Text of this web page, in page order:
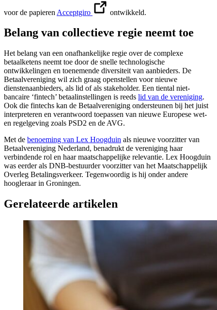
voor de papieren Acceptgiro ontwikkeld.
Belang van collectieve regie neemt toe
Het belang van een onafhankelijke regie over de complexe
betaalketens neemt toe door de snelle technologische
ontwikkelingen en toenemende diversiteit van aanbieders. De
Betaalvereniging wil zich graag openstellen voor nieuwe
dienstenaanbieders, als lid of als stakeholder. Een tiental niet-
bancaire ‘fintech’ betaalinstellingen is reeds lid van de vereniging.
Ook die fintechs kan de Betaalvereniging ondersteunen bij het juist
interpreteren en verantwoord toepassen van nieuwe Europese wet-
en regelgeving zoals PSD2 en de AVG.
Met de benoeming van Lex Hoogduin als nieuwe voorzitter van
Betaalvereniging Nederland, benadrukt de vereniging haar
verbindende rol en haar maatschappelijke relevantie. Lex Hoogduin
was eerder als DNB-bestuurder voorzitter van het Maatschappelijk
Overleg Betalingsverkeer. Tegenwoordig is hij onder andere
hoogleraar in Groningen.
Gerelateerde artikelen